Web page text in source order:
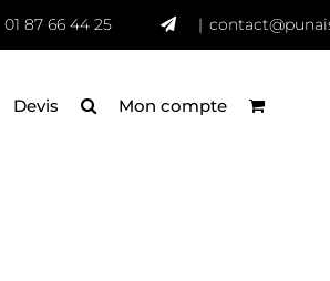
01 87 66 44 25 |
Devis Mon compte